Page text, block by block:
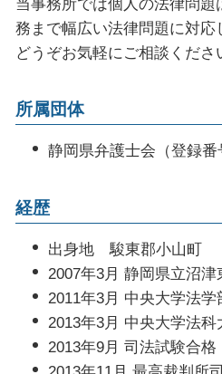
被害届 取り下げ 時間
刑事裁判 否認事件
起訴 執行猶予
顧問弁護士 メリット
顧問弁護士 契約書
リーガル チェック 法務部
企業法務とは
当事務所では個人の法律問
務まで幅広い法律問題に対応
どうぞお気軽にご相談くださ
所属団体
静岡県弁護士会（登録番
経歴
出身地 駿東郡小山町
2007年3月 静岡県立沼
2011年3月 中央大学法
2013年3月 中央大学法科
2013年9月 司法試験合格